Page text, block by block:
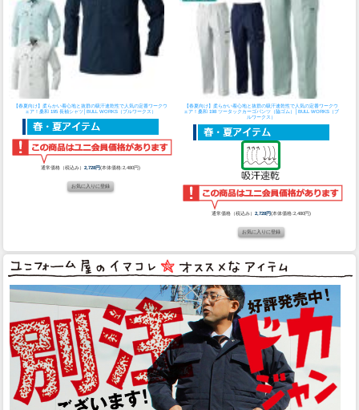
【春夏向け】柔らかい着心地と抜群の吸汗速乾性で人気の定番ワークウ
ェア！桑和 195 長袖シャツ│BULL WORKS（ブルワークス）
通常価格（税込み）2,728円(本体価格:2,480円)
【春夏向け】柔らかい着心地と抜群の吸汗速乾性で人気の定番ワークウ
ェア！ 桑和 198 ツータックカーゴパンツ（脇ゴム）│BULL WORKS（ブ
ルワークス）
通常価格（税込み） 2,728円(本体価格:2,480円)